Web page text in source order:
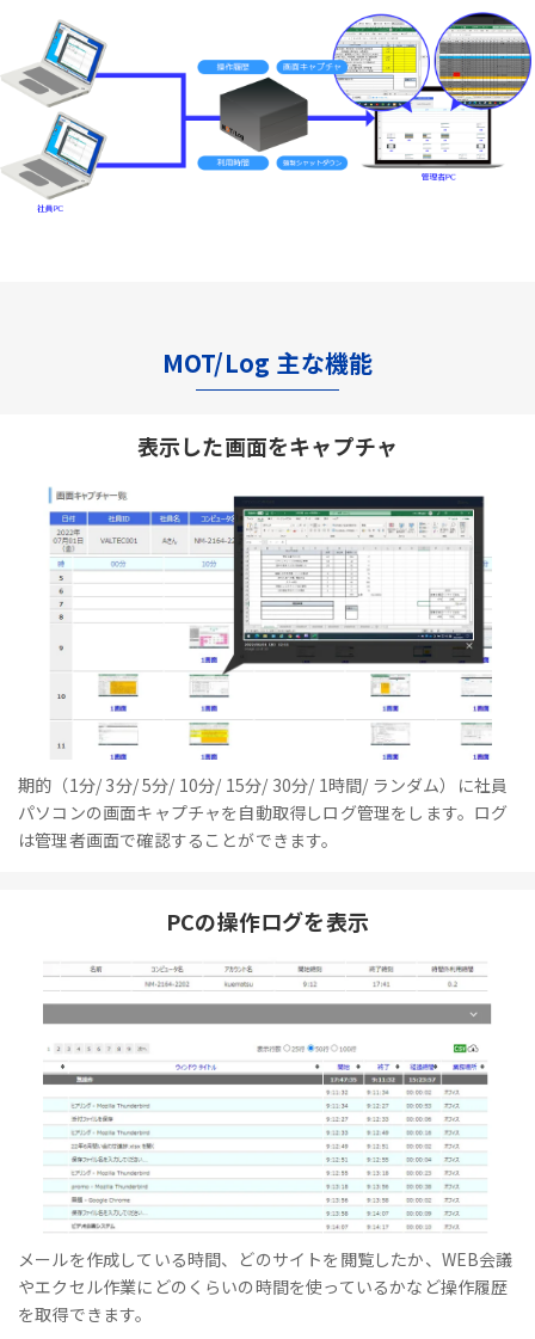
MOT/Log 主な機能
表示した画面をキャプチャ
期的（1分/ 3分/ 5分/ 10分/ 15分/ 30分/ 1時間/ ランダム）に社員
パソコンの画面キャプチャを自動取得しログ管理をします。ログ
は管理者画面で確認することができます。
PCの操作ログを表示
メールを作成している時間、どのサイトを閲覧したか、WEB会議
やエクセル作業にどのくらいの時間を使っているかなど操作履歴
を取得できます。